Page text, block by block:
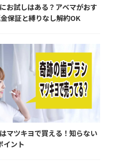
お試しはある？アベマがおす
保証と縛りなし解約OK
マツキヨで買える！知らない
イント